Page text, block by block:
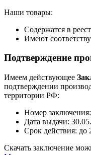
Наши товары:
Содержатся в
Имеют
Подтверждение
Имеем действующее
подтверждении
территории РФ:
Номер
Дата выдачи:
Срок действия: до
Скачать заключение